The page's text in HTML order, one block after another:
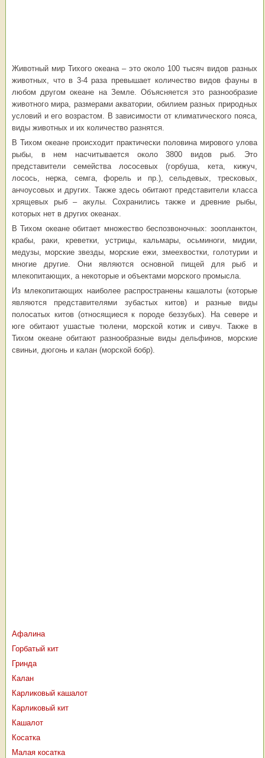
Животный мир Тихого океана – это около 100 тысяч видов разных
животных, что в 3-4 раза превышает количество видов фауны в
любом другом океане на Земле. Объясняется это разнообразие
животного мира, размерами акватории, обилием разных природных
условий и его возрастом. В зависимости от климатического пояса,
виды животных и их количество разнятся.
В Тихом океане происходит практически половина мирового улова
рыбы, в нем насчитывается около 3800 видов рыб. Это
представители семейства лососевых (горбуша, кета, кижуч,
лосось, нерка, семга, форель и пр.), сельдевых, тресковых,
анчоусовых и других. Также здесь обитают представители класса
хрящевых рыб – акулы. Сохранились также и древние рыбы,
которых нет в других океанах.
В Тихом океане обитает множество беспозвоночных: зоопланктон,
крабы, раки, креветки, устрицы, кальмары, осьминоги, мидии,
медузы, морские звезды, морские ежи, змеехвостки, голотурии и
многие другие. Они являются основной пищей для рыб и
млекопитающих, а некоторые и объектами морского промысла.
Из млекопитающих наиболее распространены кашалоты (которые
являются представителями зубастых китов) и разные виды
полосатых китов (относящиеся к породе беззубых). На севере и
юге обитают ушастые тюлени, морской котик и сивуч. Также в
Тихом океане обитают разнообразные виды дельфинов, морские
свиньи, дюгонь и калан (морской бобр).
Афалина
Горбатый кит
Гринда
Калан
Карликовый кашалот
Карликовый кит
Кашалот
Косатка
Малая косатка